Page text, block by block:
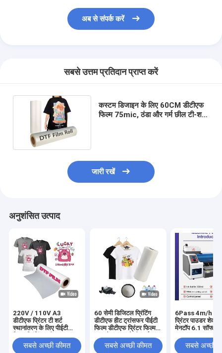
अब से संपर्क करें
सबसे उत्तम प्रतिदान प्राप्त करें
कस्टम डिजाइन के लिए 60CM डीटीएफ
फिल्म 75mic, ठंडा और गर्म छील टी-शर्ट
जारी रखें
अनुशंसित उत्पाद
220V / 110V A3
डीटीएफ प्रिंटर टी शर्ट
स्थानांतरण के लिए पीईटी
सबसे अच्छी कीमत
60 सेमी डिजिटल प्रिंटिंग
डीटीएफ हीट ट्रांसफर पीईटी
फिल्म डीटीएफ प्रिंटर फिल्म
प्रिंटिंग डीटीएफ पेपर पीईटी
फिल्म
सबसे अच्छी कीमत
6Pass 4m/h
प्रिंटर पाउडर
मेनटॉप 6.1
सबसे अच्छी